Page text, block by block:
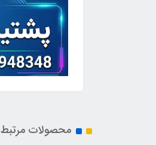
محصولات مرتبط